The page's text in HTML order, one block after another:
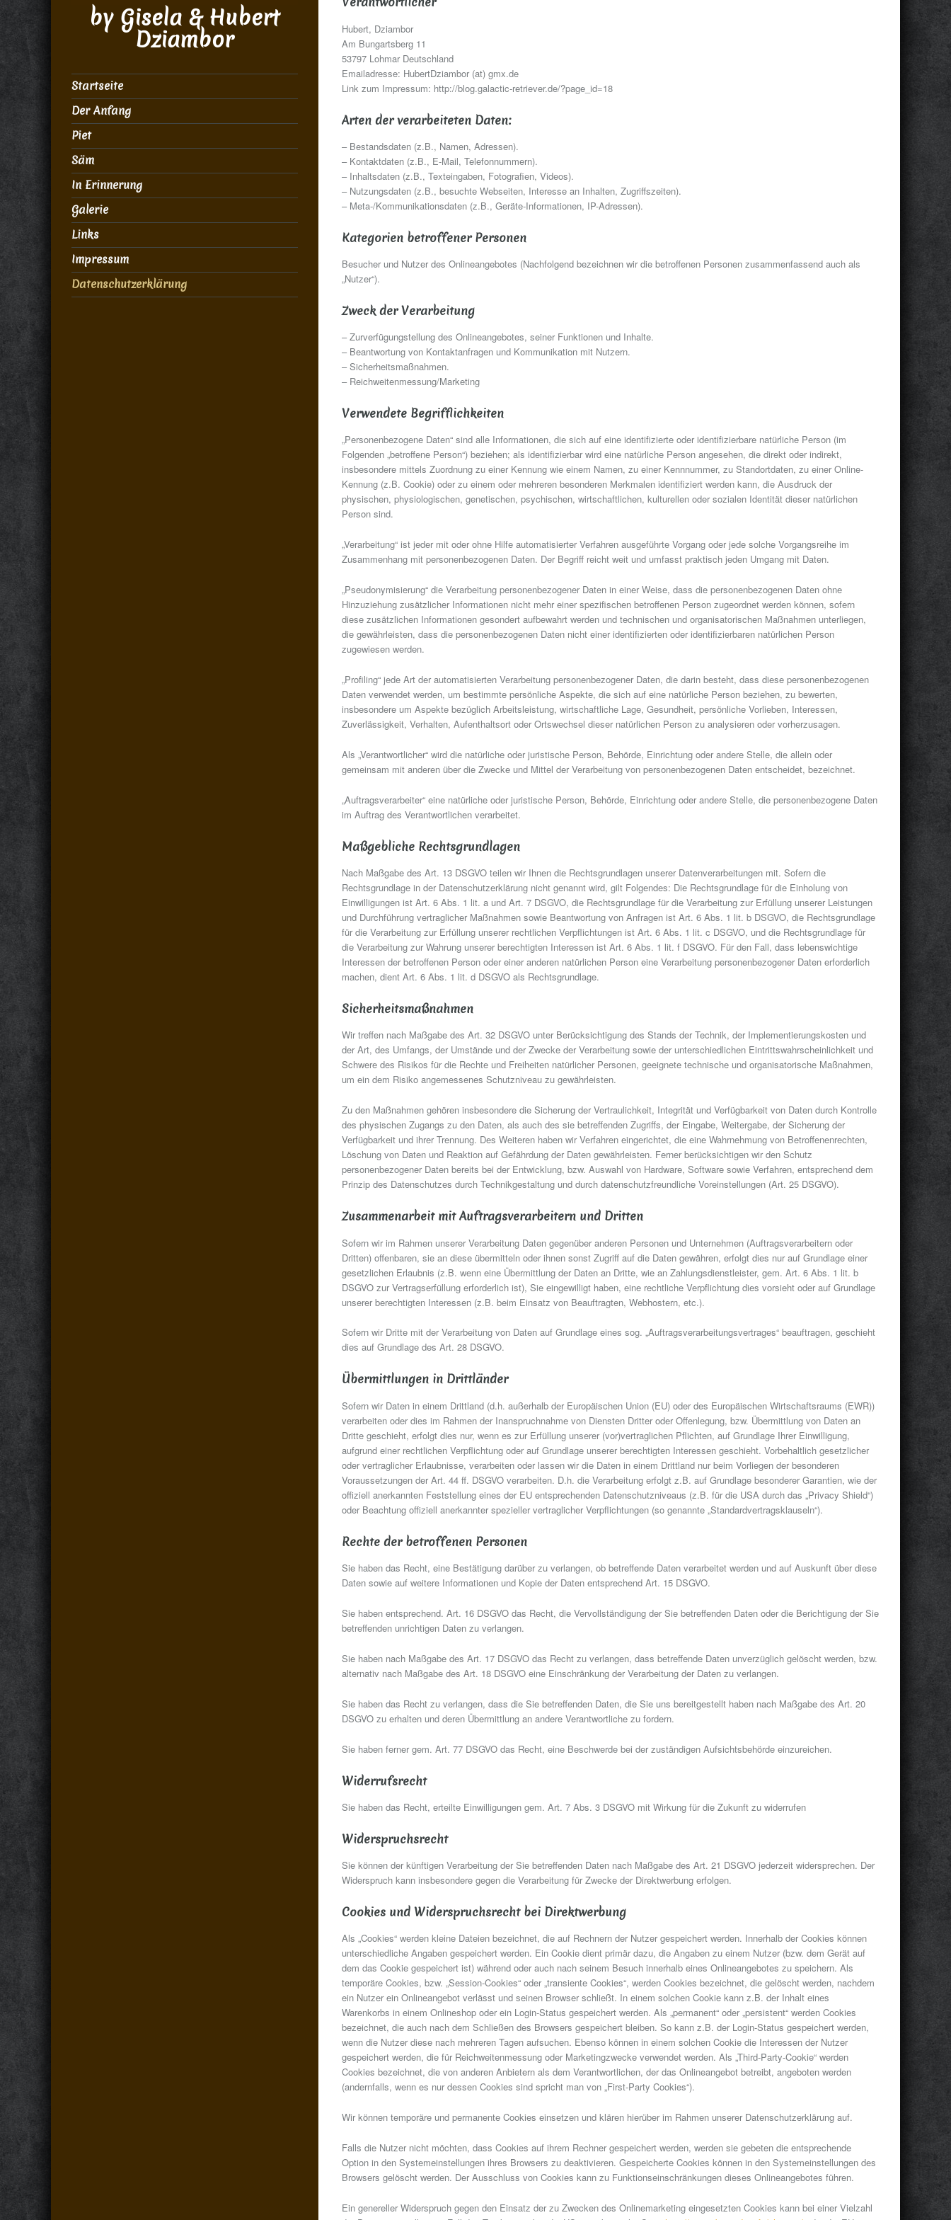
Hubert, Dziambor
Am Bungartsberg 11
53797 Lohmar Deutschland
Emailadresse: HubertDziambor (at) gmx.de
Link zum Impressum: http://blog.galactic-retriever.de/?page_id=18
Arten der verarbeiteten Daten:
– Bestandsdaten (z.B., Namen, Adressen).
– Kontaktdaten (z.B., E-Mail, Telefonnummern).
– Inhaltsdaten (z.B., Texteingaben, Fotografien, Videos).
– Nutzungsdaten (z.B., besuchte Webseiten, Interesse an Inhalten, Zugriffszeiten).
– Meta-/Kommunikationsdaten (z.B., Geräte-Informationen, IP-Adressen).
Kategorien betroffener Personen
Besucher und Nutzer des Onlineangebotes (Nachfolgend bezeichnen wir die betroffenen Personen zusammenfassend auch als
„Nutzer“).
Zweck der Verarbeitung
– Zurverfügungstellung des Onlineangebotes, seiner Funktionen und Inhalte.
– Beantwortung von Kontaktanfragen und Kommunikation mit Nutzern.
– Sicherheitsmaßnahmen.
– Reichweitenmessung/Marketing
Verwendete Begrifflichkeiten
„Personenbezogene Daten“ sind alle Informationen, die sich auf eine identifizierte oder identifizierbare natürliche Person (im
Folgenden „betroffene Person“) beziehen; als identifizierbar wird eine natürliche Person angesehen, die direkt oder indirekt,
insbesondere mittels Zuordnung zu einer Kennung wie einem Namen, zu einer Kennnummer, zu Standortdaten, zu einer Online-
Kennung (z.B. Cookie) oder zu einem oder mehreren besonderen Merkmalen identifiziert werden kann, die Ausdruck der
physischen, physiologischen, genetischen, psychischen, wirtschaftlichen, kulturellen oder sozialen Identität dieser natürlichen
Person sind.
„Verarbeitung“ ist jeder mit oder ohne Hilfe automatisierter Verfahren ausgeführte Vorgang oder jede solche Vorgangsreihe im
Zusammenhang mit personenbezogenen Daten. Der Begriff reicht weit und umfasst praktisch jeden Umgang mit Daten.
„Pseudonymisierung“ die Verarbeitung personenbezogener Daten in einer Weise, dass die personenbezogenen Daten ohne
Hinzuziehung zusätzlicher Informationen nicht mehr einer spezifischen betroffenen Person zugeordnet werden können, sofern
diese zusätzlichen Informationen gesondert aufbewahrt werden und technischen und organisatorischen Maßnahmen unterliegen,
die gewährleisten, dass die personenbezogenen Daten nicht einer identifizierten oder identifizierbaren natürlichen Person
zugewiesen werden.
„Profiling“ jede Art der automatisierten Verarbeitung personenbezogener Daten, die darin besteht, dass diese personenbezogenen
Daten verwendet werden, um bestimmte persönliche Aspekte, die sich auf eine natürliche Person beziehen, zu bewerten,
insbesondere um Aspekte bezüglich Arbeitsleistung, wirtschaftliche Lage, Gesundheit, persönliche Vorlieben, Interessen,
Zuverlässigkeit, Verhalten, Aufenthaltsort oder Ortswechsel dieser natürlichen Person zu analysieren oder vorherzusagen.
Als „Verantwortlicher“ wird die natürliche oder juristische Person, Behörde, Einrichtung oder andere Stelle, die allein oder
gemeinsam mit anderen über die Zwecke und Mittel der Verarbeitung von personenbezogenen Daten entscheidet, bezeichnet.
„Auftragsverarbeiter“ eine natürliche oder juristische Person, Behörde, Einrichtung oder andere Stelle, die personenbezogene Daten
im Auftrag des Verantwortlichen verarbeitet.
Maßgebliche Rechtsgrundlagen
Nach Maßgabe des Art. 13 DSGVO teilen wir Ihnen die Rechtsgrundlagen unserer Datenverarbeitungen mit. Sofern die
Rechtsgrundlage in der Datenschutzerklärung nicht genannt wird, gilt Folgendes: Die Rechtsgrundlage für die Einholung von
Einwilligungen ist Art. 6 Abs. 1 lit. a und Art. 7 DSGVO, die Rechtsgrundlage für die Verarbeitung zur Erfüllung unserer Leistungen
und Durchführung vertraglicher Maßnahmen sowie Beantwortung von Anfragen ist Art. 6 Abs. 1 lit. b DSGVO, die Rechtsgrundlage
für die Verarbeitung zur Erfüllung unserer rechtlichen Verpflichtungen ist Art. 6 Abs. 1 lit. c DSGVO, und die Rechtsgrundlage für
die Verarbeitung zur Wahrung unserer berechtigten Interessen ist Art. 6 Abs. 1 lit. f DSGVO. Für den Fall, dass lebenswichtige
Interessen der betroffenen Person oder einer anderen natürlichen Person eine Verarbeitung personenbezogener Daten erforderlich
machen, dient Art. 6 Abs. 1 lit. d DSGVO als Rechtsgrundlage.
Sicherheitsmaßnahmen
Wir treffen nach Maßgabe des Art. 32 DSGVO unter Berücksichtigung des Stands der Technik, der Implementierungskosten und
der Art, des Umfangs, der Umstände und der Zwecke der Verarbeitung sowie der unterschiedlichen Eintrittswahrscheinlichkeit und
Schwere des Risikos für die Rechte und Freiheiten natürlicher Personen, geeignete technische und organisatorische Maßnahmen,
um ein dem Risiko angemessenes Schutzniveau zu gewährleisten.
Zu den Maßnahmen gehören insbesondere die Sicherung der Vertraulichkeit, Integrität und Verfügbarkeit von Daten durch Kontrolle
des physischen Zugangs zu den Daten, als auch des sie betreffenden Zugriffs, der Eingabe, Weitergabe, der Sicherung der
Verfügbarkeit und ihrer Trennung. Des Weiteren haben wir Verfahren eingerichtet, die eine Wahrnehmung von Betroffenenrechten,
Löschung von Daten und Reaktion auf Gefährdung der Daten gewährleisten. Ferner berücksichtigen wir den Schutz
personenbezogener Daten bereits bei der Entwicklung, bzw. Auswahl von Hardware, Software sowie Verfahren, entsprechend dem
Prinzip des Datenschutzes durch Technikgestaltung und durch datenschutzfreundliche Voreinstellungen (Art. 25 DSGVO).
Zusammenarbeit mit Auftragsverarbeitern und Dritten
Sofern wir im Rahmen unserer Verarbeitung Daten gegenüber anderen Personen und Unternehmen (Auftragsverarbeitern oder
Dritten) offenbaren, sie an diese übermitteln oder ihnen sonst Zugriff auf die Daten gewähren, erfolgt dies nur auf Grundlage einer
gesetzlichen Erlaubnis (z.B. wenn eine Übermittlung der Daten an Dritte, wie an Zahlungsdienstleister, gem. Art. 6 Abs. 1 lit. b
DSGVO zur Vertragserfüllung erforderlich ist), Sie eingewilligt haben, eine rechtliche Verpflichtung dies vorsieht oder auf Grundlage
unserer berechtigten Interessen (z.B. beim Einsatz von Beauftragten, Webhostern, etc.).
Sofern wir Dritte mit der Verarbeitung von Daten auf Grundlage eines sog. „Auftragsverarbeitungsvertrages“ beauftragen, geschieht
dies auf Grundlage des Art. 28 DSGVO.
Übermittlungen in Drittländer
Sofern wir Daten in einem Drittland (d.h. außerhalb der Europäischen Union (EU) oder des Europäischen Wirtschaftsraums (EWR))
verarbeiten oder dies im Rahmen der Inanspruchnahme von Diensten Dritter oder Offenlegung, bzw. Übermittlung von Daten an
Dritte geschieht, erfolgt dies nur, wenn es zur Erfüllung unserer (vor)vertraglichen Pflichten, auf Grundlage Ihrer Einwilligung,
aufgrund einer rechtlichen Verpflichtung oder auf Grundlage unserer berechtigten Interessen geschieht. Vorbehaltlich gesetzlicher
oder vertraglicher Erlaubnisse, verarbeiten oder lassen wir die Daten in einem Drittland nur beim Vorliegen der besonderen
Voraussetzungen der Art. 44 ff. DSGVO verarbeiten. D.h. die Verarbeitung erfolgt z.B. auf Grundlage besonderer Garantien, wie der
offiziell anerkannten Feststellung eines der EU entsprechenden Datenschutzniveaus (z.B. für die USA durch das „Privacy Shield“)
oder Beachtung offiziell anerkannter spezieller vertraglicher Verpflichtungen (so genannte „Standardvertragsklauseln“).
Rechte der betroffenen Personen
Sie haben das Recht, eine Bestätigung darüber zu verlangen, ob betreffende Daten verarbeitet werden und auf Auskunft über diese
Daten sowie auf weitere Informationen und Kopie der Daten entsprechend Art. 15 DSGVO.
Sie haben entsprechend. Art. 16 DSGVO das Recht, die Vervollständigung der Sie betreffenden Daten oder die Berichtigung der Sie
betreffenden unrichtigen Daten zu verlangen.
Sie haben nach Maßgabe des Art. 17 DSGVO das Recht zu verlangen, dass betreffende Daten unverzüglich gelöscht werden, bzw.
alternativ nach Maßgabe des Art. 18 DSGVO eine Einschränkung der Verarbeitung der Daten zu verlangen.
Sie haben das Recht zu verlangen, dass die Sie betreffenden Daten, die Sie uns bereitgestellt haben nach Maßgabe des Art. 20
DSGVO zu erhalten und deren Übermittlung an andere Verantwortliche zu fordern.
Sie haben ferner gem. Art. 77 DSGVO das Recht, eine Beschwerde bei der zuständigen Aufsichtsbehörde einzureichen.
Widerrufsrecht
Sie haben das Recht, erteilte Einwilligungen gem. Art. 7 Abs. 3 DSGVO mit Wirkung für die Zukunft zu widerrufen
Widerspruchsrecht
Sie können der künftigen Verarbeitung der Sie betreffenden Daten nach Maßgabe des Art. 21 DSGVO jederzeit widersprechen. Der
Widerspruch kann insbesondere gegen die Verarbeitung für Zwecke der Direktwerbung erfolgen.
Cookies und Widerspruchsrecht bei Direktwerbung
Als „Cookies“ werden kleine Dateien bezeichnet, die auf Rechnern der Nutzer gespeichert werden. Innerhalb der Cookies können
unterschiedliche Angaben gespeichert werden. Ein Cookie dient primär dazu, die Angaben zu einem Nutzer (bzw. dem Gerät auf
dem das Cookie gespeichert ist) während oder auch nach seinem Besuch innerhalb eines Onlineangebotes zu speichern. Als
temporäre Cookies, bzw. „Session-Cookies“ oder „transiente Cookies“, werden Cookies bezeichnet, die gelöscht werden, nachdem
ein Nutzer ein Onlineangebot verlässt und seinen Browser schließt. In einem solchen Cookie kann z.B. der Inhalt eines
Warenkorbs in einem Onlineshop oder ein Login-Status gespeichert werden. Als „permanent“ oder „persistent“ werden Cookies
bezeichnet, die auch nach dem Schließen des Browsers gespeichert bleiben. So kann z.B. der Login-Status gespeichert werden,
wenn die Nutzer diese nach mehreren Tagen aufsuchen. Ebenso können in einem solchen Cookie die Interessen der Nutzer
gespeichert werden, die für Reichweitenmessung oder Marketingzwecke verwendet werden. Als „Third-Party-Cookie“ werden
Cookies bezeichnet, die von anderen Anbietern als dem Verantwortlichen, der das Onlineangebot betreibt, angeboten werden
(andernfalls, wenn es nur dessen Cookies sind spricht man von „First-Party Cookies“).
Wir können temporäre und permanente Cookies einsetzen und klären hierüber im Rahmen unserer Datenschutzerklärung auf.
Falls die Nutzer nicht möchten, dass Cookies auf ihrem Rechner gespeichert werden, werden sie gebeten die entsprechende
Option in den Systemeinstellungen ihres Browsers zu deaktivieren. Gespeicherte Cookies können in den Systemeinstellungen des
Browsers gelöscht werden. Der Ausschluss von Cookies kann zu Funktionseinschränkungen dieses Onlineangebotes führen.
Ein genereller Widerspruch gegen den Einsatz der zu Zwecken des Onlinemarketing eingesetzten Cookies kann bei einer Vielzahl
by Gisela & Hubert
Dziambor
Startseite
Der Anfang
Piet
Säm
In Erinnerung
Galerie
Links
Impressum
Datenschutzerklärung